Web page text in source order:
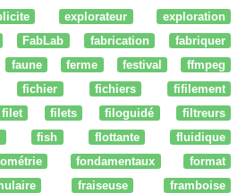
explorateur
exploration
FabLab fabrication
fabriquer
faune ferme festival
ffmpeg
fichier fichiers
fifilement
filet filets filoguidé
filtreurs
fish flottante
fluidique
fondamentaux
format
fraiseuse
framboise